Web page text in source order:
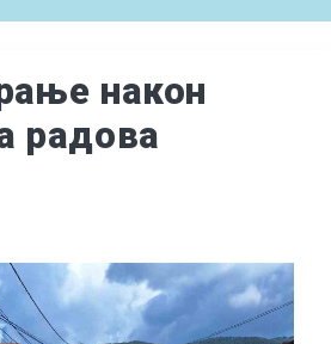
након
радова